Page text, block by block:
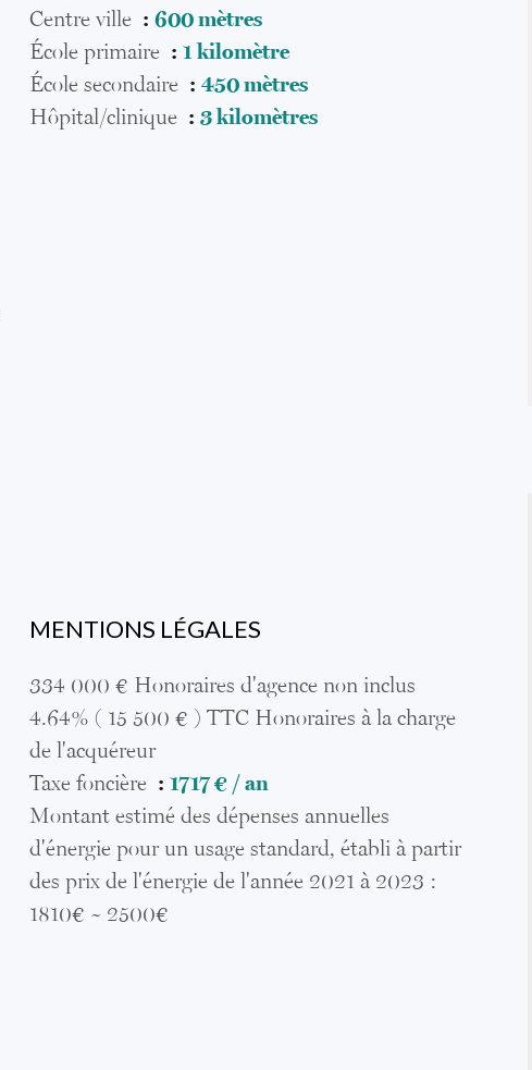
Centre ville
600 mètres
École primaire
1 kilomètre
École secondaire
450 mètres
Hôpital/clinique
3 kilomètres
MENTIONS LÉGALES
334 000 € Honoraires d'agence non inclus
4.64% ( 15 500 € ) TTC Honoraires à la charge
de l'acquéreur
Taxe foncière
1717 € / an
Montant estimé des dépenses annuelles
d'énergie pour un usage standard, établi à partir
des prix de l'énergie de l'année 2021 à 2023 :
1810€ ~ 2500€